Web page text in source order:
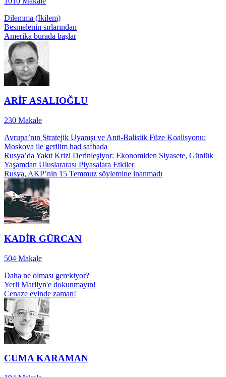
Dilemma (İkilem)
Besmelenin sırlarından
Amerika burada başlar
ARİF ASALIOĞLU
230 Makale
Avrupa’nın Stratejik Uyanışı ve Anti-Balistik Füze Koalisyonu:
Moskova ile gerilim had safhada
Rusya’da Yakıt Krizi Derinleşiyor: Ekonomiden Siyasete, Günlük
Yaşamdan Uluslararası Piyasalara Etkiler
Rusya, AKP’nin 15 Temmuz söylemine inanmadı
KADİR GÜRCAN
504 Makale
Daha ne olması gerekiyor?
Yerli Marilyn'e dokunmayın!
Cenaze evinde zaman!
CUMA KARAMAN